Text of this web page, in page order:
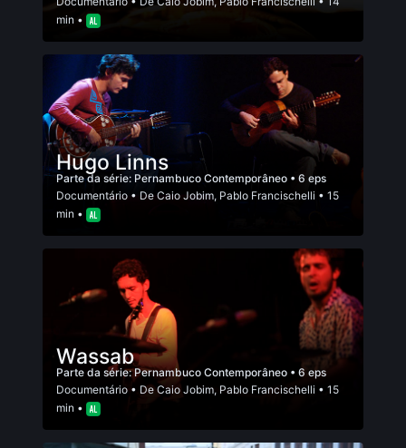
min •
Hugo Linns
Parte da série: Pernambuco Contemporâneo • 6 eps
Documentário • De Caio Jobim, Pablo Francischelli • 15
min •
Wassab
Parte da série:Pernambuco Contemporâneo • 6 eps
Documentário • De Caio Jobim, Pablo Francischelli • 15
min •